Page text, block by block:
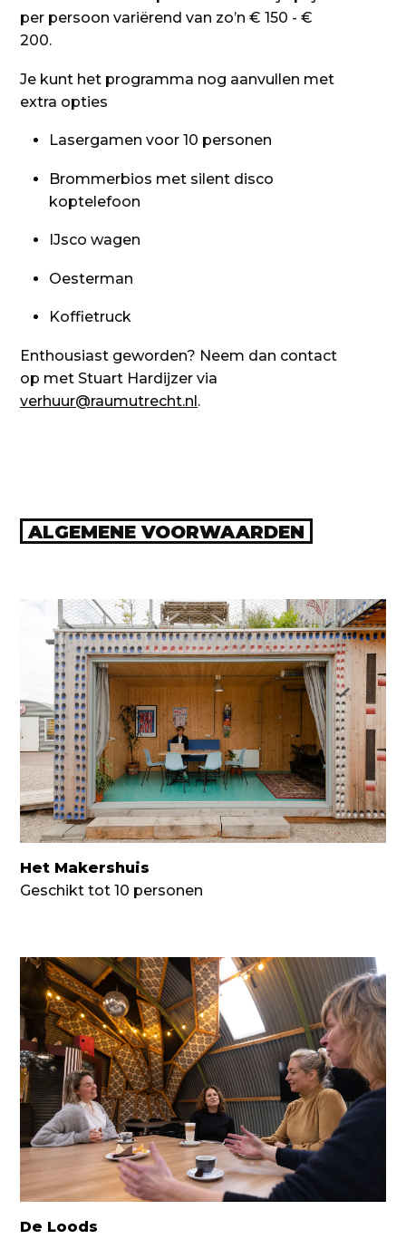
per persoon variërend van zo’n € 150 - €
200.
Je kunt het programma nog aanvullen met
extra opties
Lasergamen voor 10 personen
Brommerbios met silent disco
koptelefoon
IJsco wagen
Oesterman
Koffietruck
Enthousiast geworden? Neem dan contact
op met Stuart Hardijzer via
verhuur@raumutrecht.nl.
ALGEMENE VOORWAARDEN
Het Makershuis
Geschikt tot 10 personen
De Loods